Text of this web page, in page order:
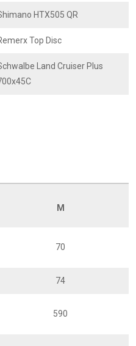
HTX505 QR
Top Disc
Land Cruiser Plus
M
70
74
590